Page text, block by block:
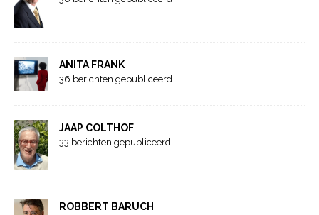
ANITA FRANK
36 berichten gepubliceerd
JAAP COLTHOF
33 berichten gepubliceerd
ROBBERT BARUCH